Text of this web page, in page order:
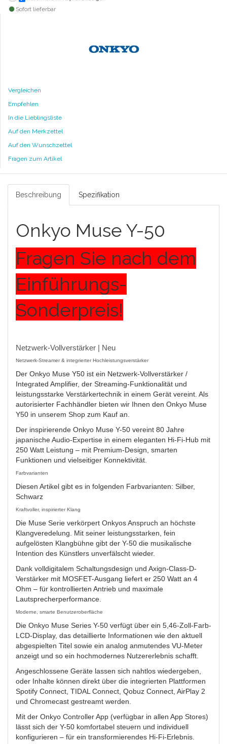
Sofort lieferbar
Vergleichen
Empfehlen
In die Lieblingsliste
Auf den Merkzettel
Auf den Wunschzettel
Fragen zum Artikel
Beschreibung Spezifikation
Onkyo Muse Y-50
Fragen Sie nach dem
Einführungs-
Sonderpreis!
Netzwerk-Vollverstärker | Neu
Netzwerk-Streamer & integrierter Hochleistungsverstärker
Der Onkyo Muse Y50 ist ein Netzwerk-Vollverstärker /
Integrated Amplifier, der Streaming-Funktionalität und
leistungsstarke Verstärkertechnik in einem Gerät vereint. Als
autorisierter Fachhändler bieten wir Ihnen den Onkyo Muse
Y50 in unserem Shop zum Kauf an.
Der inspirierende Onkyo Muse Y-50 vereint 80 Jahre
japanische Audio-Expertise in einem eleganten Hi-Fi-Hub mit
250 Watt Leistung – mit Premium-Design, smarten
Funktionen und vielseitiger Konnektivität.
Farbvarianten
Diesen Artikel gibt es in folgenden Farbvarianten: Silber,
Schwarz
Kraftvoller, inspirierter Klang
Die Muse Serie verkörpert Onkyos Anspruch an höchste
Klangveredelung. Mit seiner leistungsstarken, fein
aufgelösten Klangbühne gibt der Y-50 die musikalische
Intention des Künstlers unverfälscht wieder.
Dank volldigitalem Schaltungsdesign und Axign-Class-D-
Verstärker mit MOSFET-Ausgang liefert er 250 Watt an 4
Ohm – für kontrollierten Antrieb und maximale
Lautsprecherperformance.
Moderne, smarte Benutzeroberfläche
Die Onkyo Muse Series Y-50 verfügt über ein 5,46-Zoll-Farb-
LCD-Display, das detaillierte Informationen wie den aktuell
abgespielten Titel sowie ein analog anmutendes VU-Meter
anzeigt und so ein hochmodernes Nutzererlebnis schafft.
Angeschlossene Geräte lassen sich nahtlos wiedergeben,
oder Inhalte können direkt über die integrierten Plattformen
Spotify Connect, TIDAL Connect, Qobuz Connect, AirPlay 2
und Chromecast gestreamt werden.
Mit der Onkyo Controller App (verfügbar in allen App Stores)
lässt sich der Y-50 komfortabel steuern und individuell
konfigurieren – für ein transformierendes Hi-Fi-Erlebnis.